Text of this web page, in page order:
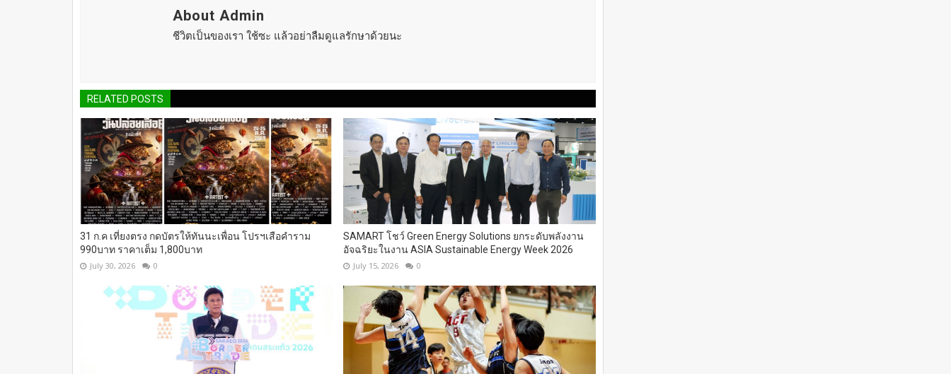
About Admin
ชีวิตเป็นของเรา ใช้ซะ แล้วอย่าลืมดูแลรักษาด้วยนะ
RELATED POSTS
31 ก.ค เที่ยงตรง กดบัตรให้ทันนะเพื่อน โปรฯเสือคำราม
990บาท ราคาเต็ม 1,800บาท
July 30, 2026 0
SAMART โชว์ Green Energy Solutions ยกระดับพลังงาน
อัจฉริยะในงาน ASIA Sustainable Energy Week 2026
July 15, 2026 0